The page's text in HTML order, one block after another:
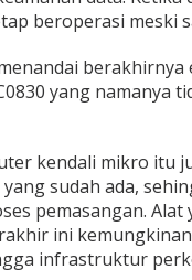
beroperasi meski
yang namanya
kendali mikro itu
sudah ada,
pemasangan.
ini
infrastruktur